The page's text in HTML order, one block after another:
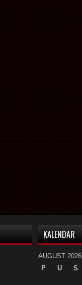
KALENDAR
AUGUST 2026
P
U S